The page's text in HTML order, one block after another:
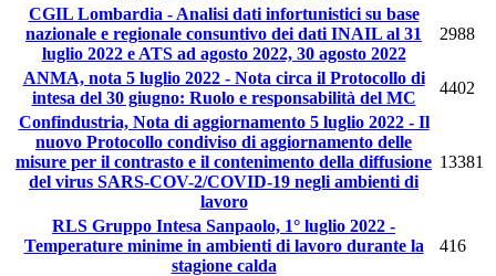
CGIL Lombardia - Analisi dati infortunistici su base
nazionale e regionale consuntivo dei dati INAIL al 31
luglio 2022 e ATS ad agosto 2022, 30 agosto 2022
2988
ANMA, nota 5 luglio 2022 - Nota circa il Protocollo di
intesa del 30 giugno: Ruolo e responsabilità del MC
4402
Confindustria, Nota di aggiornamento 5 luglio 2022 - Il
nuovo Protocollo condiviso di aggiornamento delle
misure per il contrasto e il contenimento della diffusione
del virus SARS-COV-2/COVID-19 negli ambienti di
lavoro
13381
RLS Gruppo Intesa Sanpaolo, 1° luglio 2022 -
Temperature minime in ambienti di lavoro durante la
stagione calda
416